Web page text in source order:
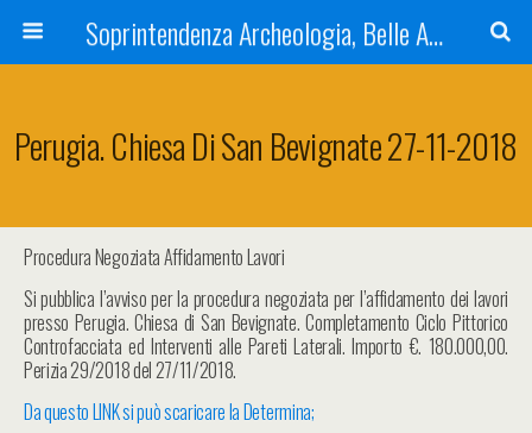
Soprintendenza Archeologia, Belle Arti e Paesaggio dell'Umbria
Perugia. Chiesa Di San Bevignate 27-11-2018
Procedura Negoziata Affidamento Lavori
Si pubblica l’avviso per la procedura negoziata per l’affidamento dei lavori
presso Perugia. Chiesa di San Bevignate. Completamento Ciclo Pittorico
Controfacciata ed Interventi alle Pareti Laterali. Importo €. 180.000,00.
Perizia 29/2018 del 27/11/2018.
Da questo LINK si può scaricare la Determina;